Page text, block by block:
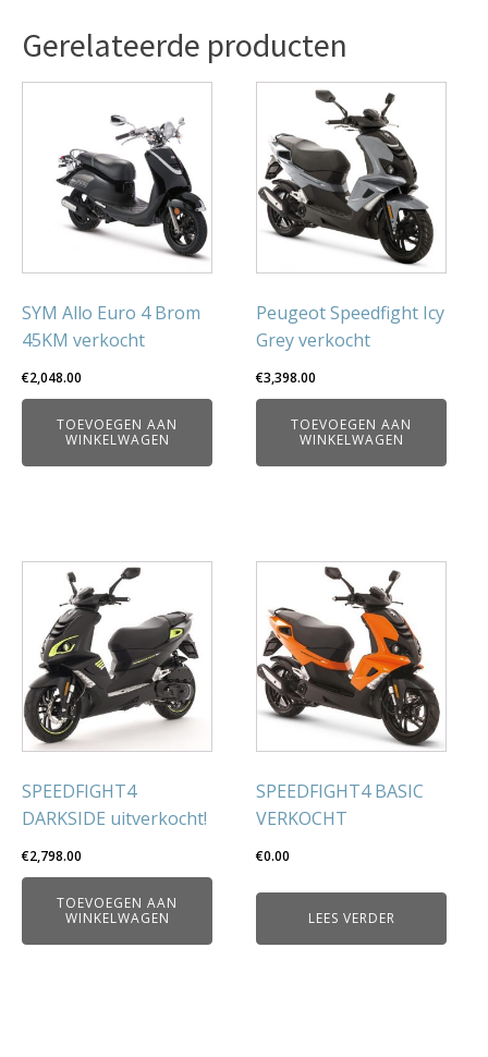
Gerelateerde producten
SYM Allo Euro 4 Brom
45KM verkocht
€2,048.00
TOEVOEGEN AAN
WINKELWAGEN
Peugeot Speedfight Icy
Grey verkocht
€3,398.00
TOEVOEGEN AAN
WINKELWAGEN
SPEEDFIGHT4
DARKSIDE uitverkocht!
€2,798.00
TOEVOEGEN AAN
WINKELWAGEN
SPEEDFIGHT4 BASIC
VERKOCHT
€0.00
LEES VERDER